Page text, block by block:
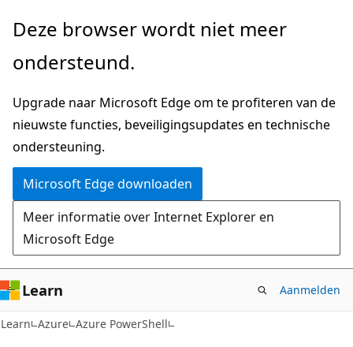
Naar
gaan
Deze browser wordt niet meer
ondersteund.
Upgrade naar Microsoft Edge om te profiteren van de
nieuwste functies, beveiligingsupdates en technische
ondersteuning.
Microsoft Edge downloaden
Meer informatie over Internet Explorer en
Microsoft Edge
Learn Aanmelden
Learn Azure Azure PowerShell